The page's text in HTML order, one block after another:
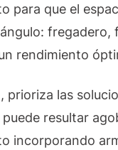
para que el
rendimiento
prioriza las
resultar
incorporando